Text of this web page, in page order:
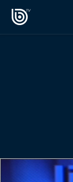
Entrevistas